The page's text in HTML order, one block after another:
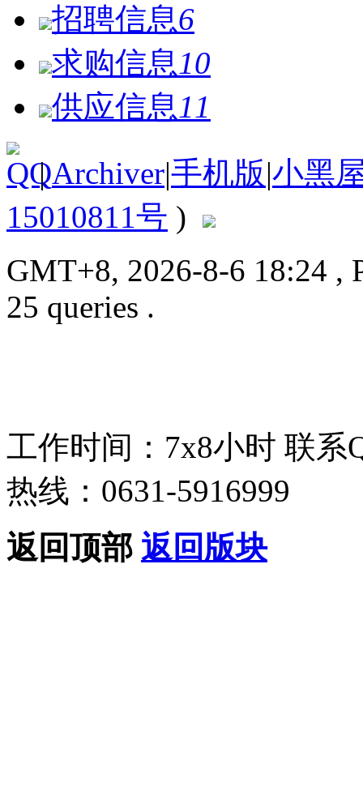
招聘信息6
求购信息 10
供应信息 11
| Archiver|手机版|小黑
15010811号 )
GMT+8, 2026-8-6 18:24 ,
25 queries .
工作时间：7x8小时 联系
热线：0631-5916999
返回顶部 返回版块